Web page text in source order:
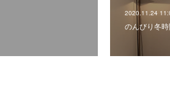
2020.11.24
のんびり冬時